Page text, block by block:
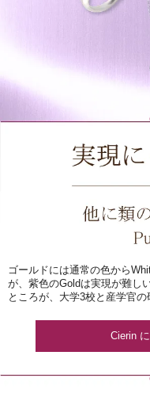
ゴールドには通常の色から
が、紫色のGoldは実現が難し
ところが、大学3校と産学官
Cierin